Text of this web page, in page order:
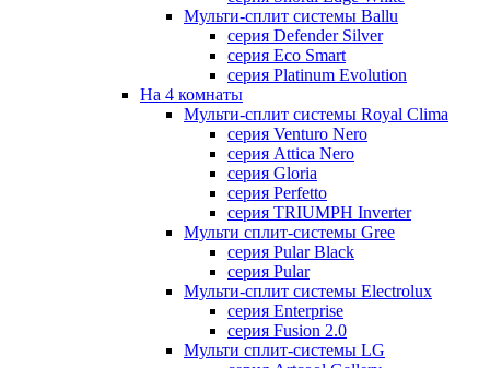
Мульти-сплит системы Ballu
серия Defender Silver
серия Eco Smart
серия Platinum Evolution
На 4 комнаты
Мульти-сплит системы Royal Clima
серия Venturo Nero
серия Attica Nero
серия Gloria
серия Perfetto
серия TRIUMPH Inverter
Мульти сплит-системы Gree
серия Pular Black
серия Pular
Мульти-сплит системы Electrolux
серия Enterprise
серия Fusion 2.0
Мульти сплит-системы LG